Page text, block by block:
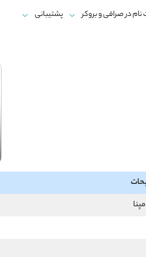
نام در صرافی و بروکر پشتیبانی